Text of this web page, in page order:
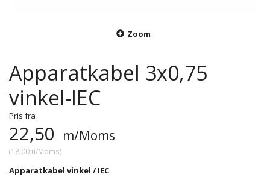
Zoom
Apparatkabel 3x0,75
vinkel-IEC
Pris fra
22,50 m/Moms
(18,00 u/Moms)
Apparatkabel vinkel / IEC